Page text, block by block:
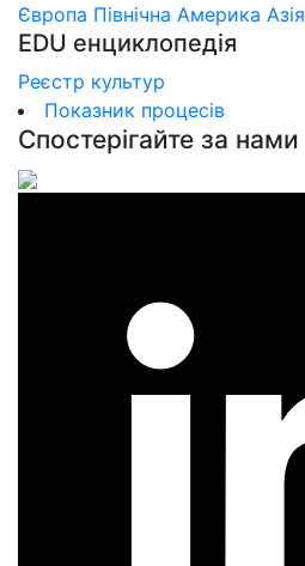
Європа Північна Америка Азія
EDU енциклопедія
Реєстр культур
Показник процесів
Спостерігайте за нами